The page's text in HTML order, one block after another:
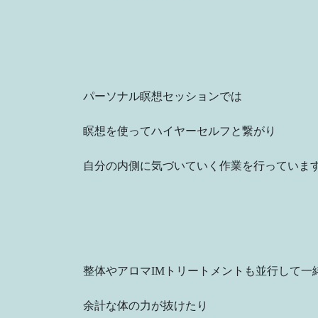
パーソナル瞑想セッションでは
瞑想を使ってハイヤーセルフと繋がり
自分の内側に気づいていく作業を行っていま
整体やアロマIMトリートメントも並行して一
余計な体の力が抜けたり